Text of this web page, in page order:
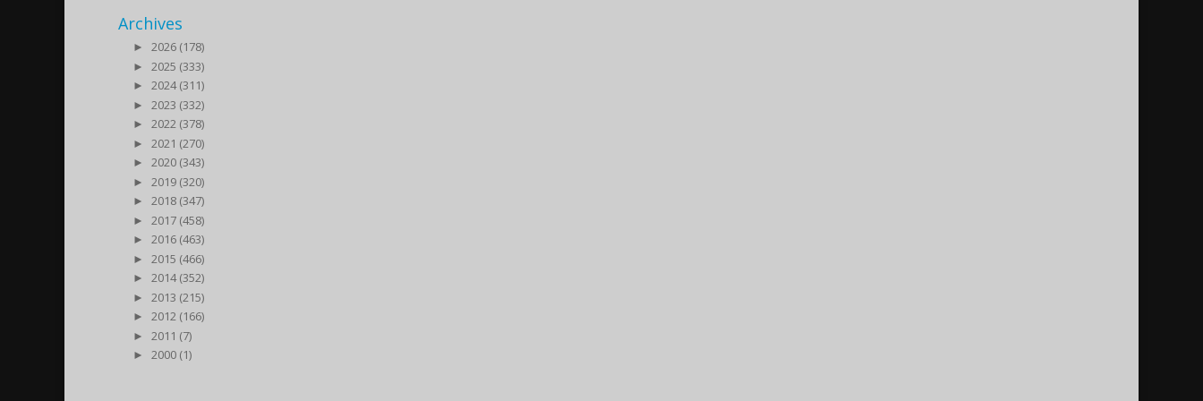
Archives
►
2026 (178)
►
2025 (333)
►
2024 (311)
►
2023 (332)
►
2022 (378)
►
2021 (270)
►
2020 (343)
►
2019 (320)
►
2018 (347)
►
2017 (458)
►
2016 (463)
►
2015 (466)
►
2014 (352)
►
2013 (215)
►
2012 (166)
►
2011 (7)
►
2000 (1)